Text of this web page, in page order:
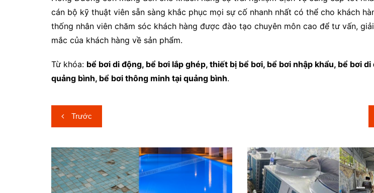
cán bộ kỹ thuật viên sẵn sàng khắc phục mọi sự cố nhanh nhất có thể cho khách
thống nhân viên chăm sóc khách hàng được đào tạo chuyên môn cao để tư vấn,
mắc của khách hàng về sản phẩm.
Từ khóa: bể bơi di động, bể bơi lắp ghép, thiết bị bể bơi, bể bơi nhập khẩu, bể bơi di
quảng bình, bể bơi thông minh tại quảng bình.
Điều
hướng
bài
viết
Trước